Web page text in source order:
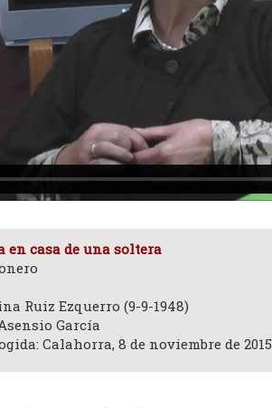
casa de una soltera
Ruiz Ezquerro (9-9-1948)
García
Calahorra, 8 de noviembre de 2015